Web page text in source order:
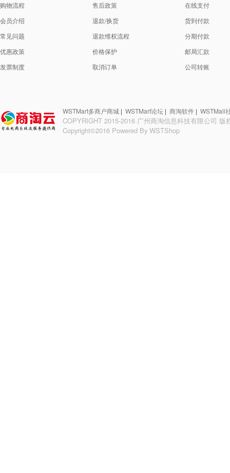
购物流程
会员介绍
常见问题
优惠政策
发票制度
售后政策
退款/换货
退款维权流程
价格保护
取消订单
在线支付
货到付款
分期付款
邮局汇款
公司转账
WSTMart多商户商城 | WSTMart论坛 | 商淘软件 | WSTMall
COPYRIGHT 2015-2016 广州商淘信息科技有限公司 版
Copyright©2016 Powered By WSTShop